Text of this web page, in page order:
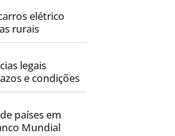
elétrico
rurais
legais
e condições
países em
Mundial